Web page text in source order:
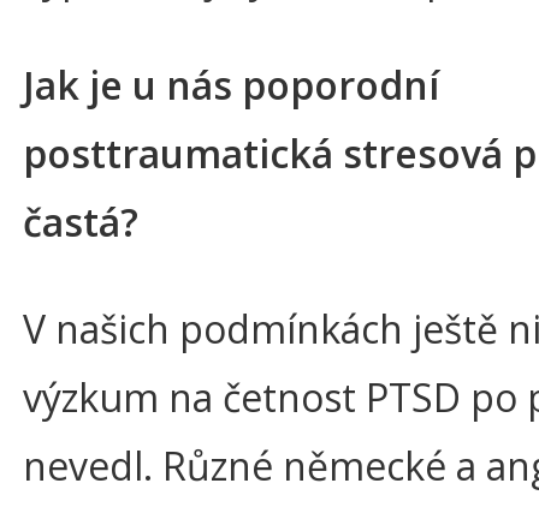
Jak je u nás poporodní
posttraumatická stresová
častá?
V našich podmínkách ještě
výzkum na četnost PTSD po
nevedl. Různé německé a